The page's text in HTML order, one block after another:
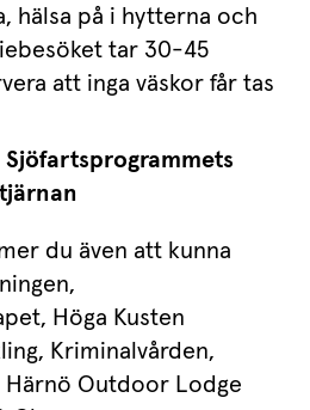
hälsa på i hytterna och
tar 30-45
att inga väskor får tas
du även att kunna
Höga Kusten
Kriminalvården,
Härnö Outdoor Lodge